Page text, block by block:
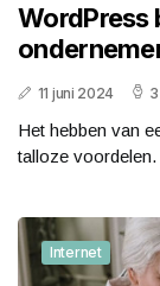
WordPress
11 juni 2024
Het hebben van
talloze
Internet